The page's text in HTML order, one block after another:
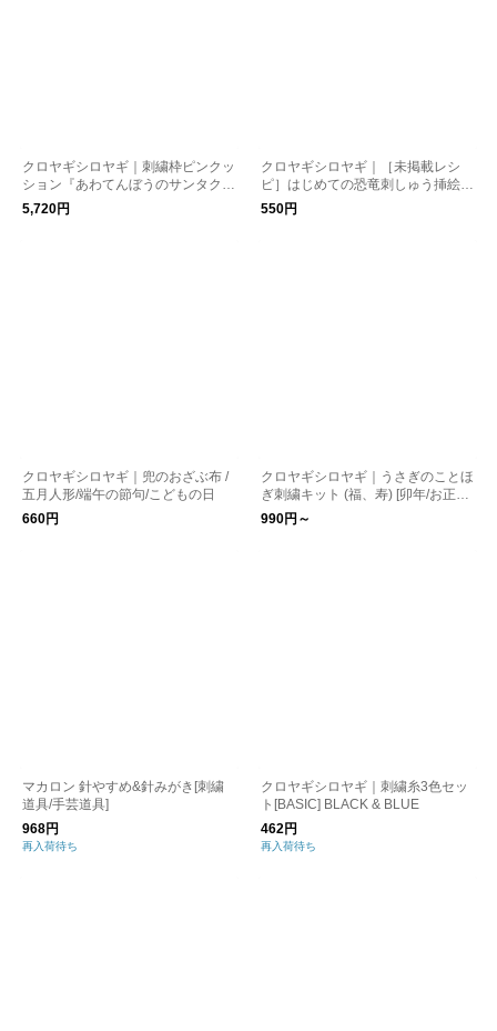
クロヤギシロヤギ｜刺繍枠ピンクッ
ション『あわてんぼうのサンタクロ
ース』（3種のまち針付き）[完成品/
クリスマスギフト]
5,720円
クロヤギシロヤギ｜［未掲載レシ
ピ］はじめての恐竜刺しゅう挿絵図
案
550円
クロヤギシロヤギ｜兜のおざぶ布 /
五月人形/端午の節句/こどもの日
660円
クロヤギシロヤギ｜うさぎのことほ
ぎ刺繍キット (福、寿) [卯年/お正月/
結婚式/おひなまつり/図案付]
990円～
マカロン 針やすめ&針みがき[刺繍
道具/手芸道具]
968円
再入荷待ち
クロヤギシロヤギ｜刺繍糸3色セッ
ト[BASIC] BLACK & BLUE
462円
再入荷待ち